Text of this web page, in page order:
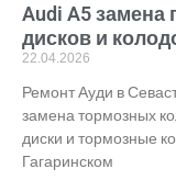
Audi A5 замена
дисков и
22.04.2026
Ремонт Ауди в
замена тормозных
диски и тормозные
Гагаринском